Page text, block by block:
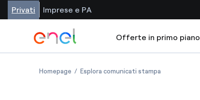
Privati Imprese e PA
Offerte in primo piano
Homepage Esplora comunicati stampa